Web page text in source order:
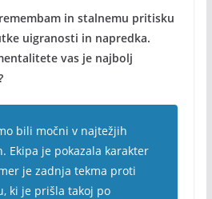
in stalnemu pritisku
uigranosti in napredka.
vas je najbolj
bili močni v najtežjih
Ekipa je pokazala karakter
je zadnja tekma proti
ki je prišla takoj po